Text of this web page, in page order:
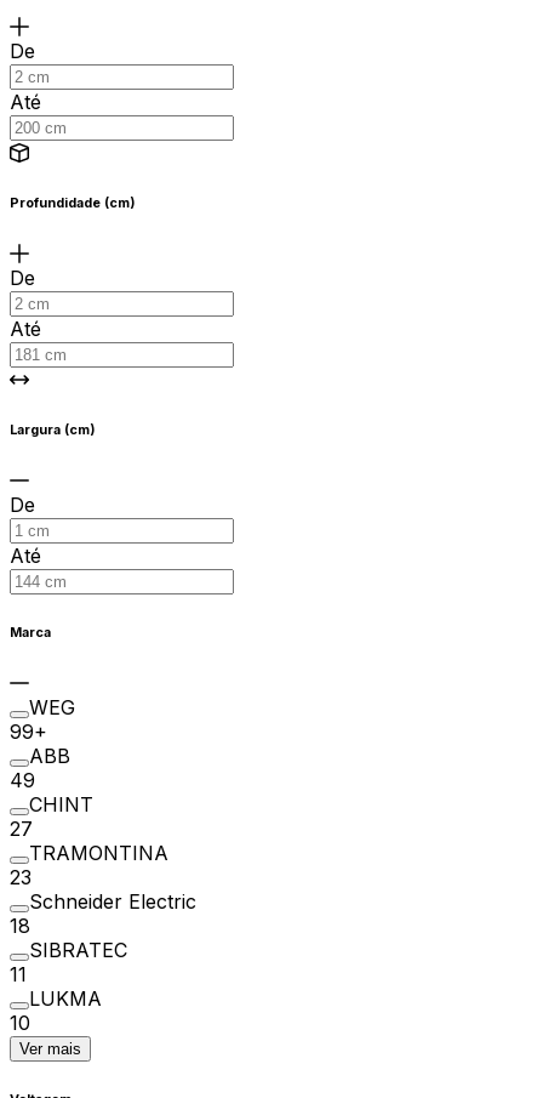
De
Até
Profundidade (cm)
De
Até
Largura (cm)
De
Até
Marca
WEG
99+
ABB
49
CHINT
27
TRAMONTINA
23
Schneider Electric
18
SIBRATEC
11
LUKMA
10
Ver mais